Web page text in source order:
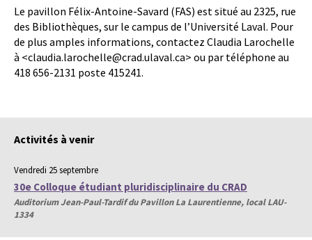
Le pavillon Félix-Antoine-Savard (FAS) est situé au 2325, rue
des Bibliothèques, sur le campus de l’Université Laval. Pour
de plus amples informations, contactez Claudia Larochelle
à <claudia.larochelle@crad.ulaval.ca> ou par téléphone au
418 656-2131 poste 415241.
Activités à venir
Vendredi 25 septembre
30e Colloque étudiant pluridisciplinaire du CRAD
Auditorium Jean-Paul-Tardif du Pavillon La Laurentienne, local LAU-
1334